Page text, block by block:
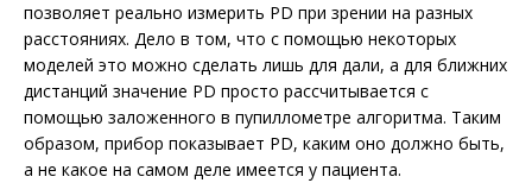
позволяет реально измерить PD при зрении на разных
расстояниях. Дело в том, что с помощью некоторых
моделей это можно сделать лишь для дали, а для ближних
дистанций значение PD просто рассчитывается с
помощью заложенного в пупиллометре алгоритма. Таким
образом, прибор показывает PD, каким оно должно быть,
а не какое на самом деле имеется у пациента.